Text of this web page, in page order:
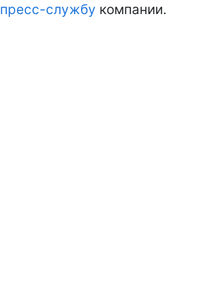
пресс-службу компании.